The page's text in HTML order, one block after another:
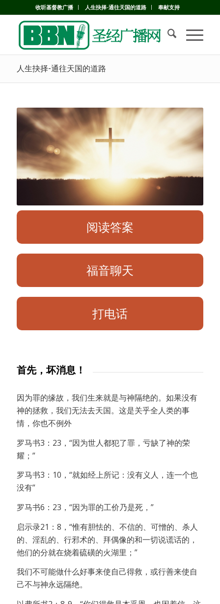
收听基督教广播 人生抉择-通往天国的道路 奉献支持
人生抉择-通往天国的道路
阅读答案
福音聊天
打电话
首先，坏消息！
因为罪的缘故，我们生来就是与神隔绝的。如果没有
神的拯救，我们无法去天国。这是关乎全人类的事
情，你也不例外
罗马书3：23，“因为世人都犯了罪，亏缺了神的荣
耀；”
罗马书3：10，“就如经上所记：没有义人，连一个也
没有”
罗马书6：23，“因为罪的工价乃是死，”
启示录21：8，“惟有胆怯的、不信的、可憎的、杀人
的、淫乱的、行邪术的、拜偶像的和一切说谎话的，
他们的分就在烧着硫磺的火湖里；”
我们不可能做什么好事来使自己得救，或行善来使自
己不与神永远隔绝。